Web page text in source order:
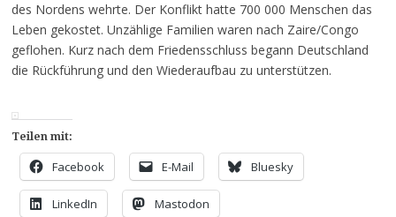
des Nordens wehrte. Der Konflikt hatte 700 000 Menschen das
Leben gekostet. Unzählige Familien waren nach Zaire/Congo
geflohen. Kurz nach dem Friedensschluss begann Deutschland
die Rückführung und den Wiederaufbau zu unterstützen.
Teilen mit:
Facebook E-Mail Bluesky
LinkedIn Mastodon